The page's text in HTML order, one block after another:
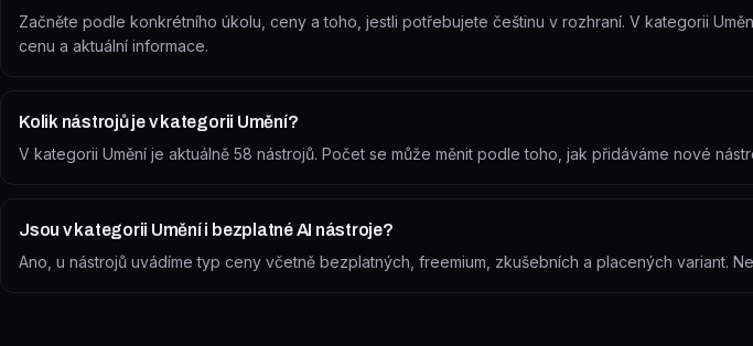
Začněte podle konkrétního úkolu, ceny a toho, jestli potřebujete češtinu v rozhraní. V kategorii
cenu a aktuální informace.
Kolik nástrojů je v kategorii Umění?
V kategorii Umění je aktuálně 58 nástrojů. Počet se může měnit podle toho, jak přidáváme nové
Jsou v kategorii Umění i bezplatné AI nástroje?
Ano, u nástrojů uvádíme typ ceny včetně bezplatných, freemium, zkušebních a placených variant.